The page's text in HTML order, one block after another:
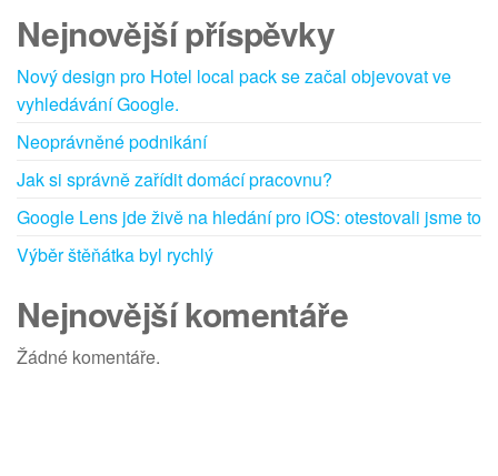
Nejnovější příspěvky
Nový design pro Hotel local pack se začal objevovat ve
vyhledávání Google.
Neoprávněné podnikání
Jak si správně zařídit domácí pracovnu?
Google Lens jde živě na hledání pro iOS: otestovali jsme to
Výběr štěňátka byl rychlý
Nejnovější komentáře
Žádné komentáře.